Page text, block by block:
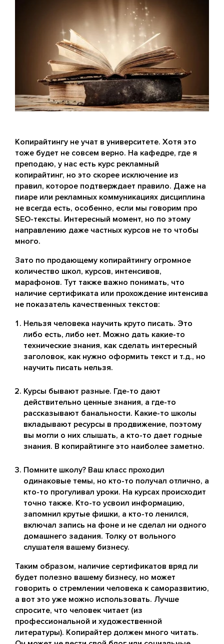
Копирайтингу не учат в университете. Хотя это
тоже будет не совсем верно. На кафедре, где я
преподаю, у нас есть курс рекламный
копирайтинг, но это скорее исключение из
правил, которое подтверждает правило. Даже на
пиаре или рекламных коммуникациях дисциплина
не всегда есть, особенно, если мы говорим про
SEO-тексты. Интересный момент, но по этому
направлению даже частных курсов не то чтобы
много.
Зато по продающему копирайтингу огромное
количество школ, курсов, интенсивов,
марафонов. Тут также важно понимать, что
наличие сертификата или прохождение интенсива
не показатель качественных текстов:
Нельзя человека научить круто писать. Это
либо есть, либо нет. Можно дать какие-то
технические знания, как сделать интересный
заголовок, как нужно оформить текст и т.д., но
научить писать нельзя.
Курсы бывают разные. Где-то дают
действительно ценные знания, а где-то
рассказывают банальности. Какие-то школы
вкладывают ресурсы в продвижение, поэтому
вы могли о них слышать, а кто-то дает годные
знания. В копирайтинге это наиболее заметно.
Помните школу? Ваш класс проходил
одинаковые темы, но кто-то получал отлично, а
кто-то прогуливал уроки. На курсах происходит
точно также. Кто-то усвоил информацию,
запомнил крутые фишки, а кто-то ленился,
включал запись на фоне и не сделал ни одного
домашнего задания. Толку от вольного
слушателя вашему бизнесу.
Таким образом, наличие сертификатов вряд ли
будет полезно вашему бизнесу, но может
говорить о стремлении человека к саморазвитию,
а вот это уже можно использовать. Лучше
спросите, что человек читает (из
профессиональной и художественной
литературы). Копирайтер должен много читать.